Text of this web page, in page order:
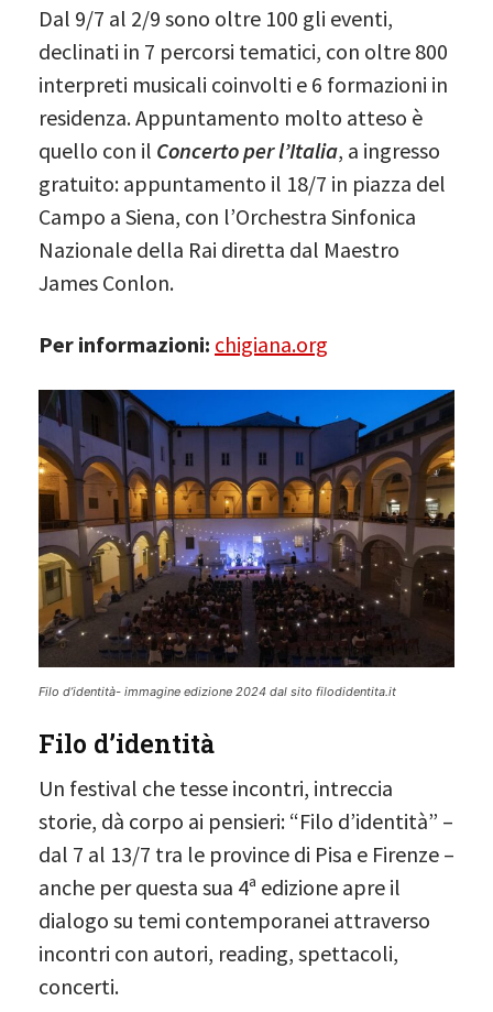
Dal 9/7 al 2/9 sono oltre 100 gli eventi,
declinati in 7 percorsi tematici, con oltre 800
interpreti musicali coinvolti e 6 formazioni in
residenza. Appuntamento molto atteso è
quello con il Concerto per l’Italia, a ingresso
gratuito: appuntamento il 18/7 in piazza del
Campo a Siena, con l’Orchestra Sinfonica
Nazionale della Rai diretta dal Maestro
James Conlon.
Per informazioni: chigiana.org
Filo d’identità- immagine edizione 2024 dal sito filodidentita.it
Filo d’identità
Un festival che tesse‬ incontri‬, intreccia‬
storie, dà‬ corpo ai pensieri: “Filo d’identità” –
dal 7 al 13/7 tra le province di Pisa e Firenze –
anche per questa sua 4ª edizione apre il
dialogo su temi contemporanei attraverso
incontri con autori, reading, spettacoli,
concerti.